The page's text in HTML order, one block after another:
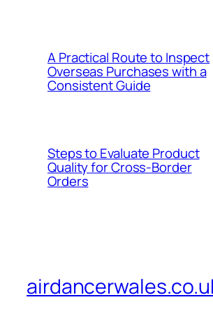
A Practical Route to Inspect
Overseas Purchases with a
Consistent Guide
Steps to Evaluate Product
Quality for Cross-Border
Orders